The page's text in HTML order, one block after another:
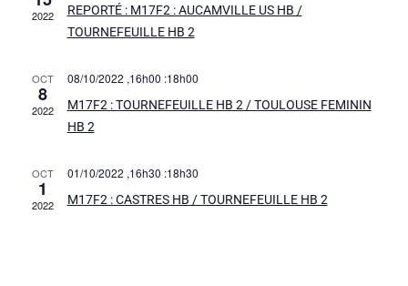
2022
REPORTÉ : M17F2 : AUCAMVILLE US HB /
TOURNEFEUILLE HB 2
OCT
8
2022
08/10/2022 ,16h00 :18h00
M17F2 : TOURNEFEUILLE HB 2 / TOULOUSE FEMININ
HB 2
OCT
1
2022
01/10/2022 ,16h30 :18h30
M17F2 : CASTRES HB / TOURNEFEUILLE HB 2